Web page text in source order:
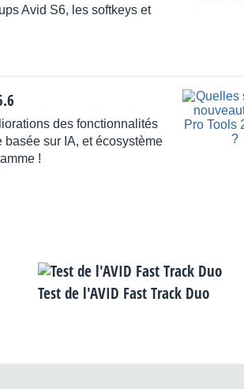
Avid S6, les softkeys et
des fonctionnalités
basée sur IA, et écosystème
!
Test de l'AVID Fast Track Duo